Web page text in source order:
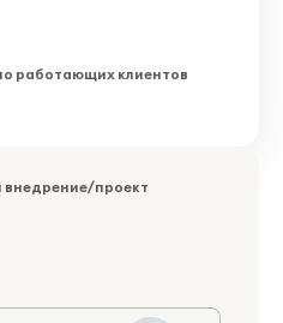
работающих клиентов
внедрение/проект